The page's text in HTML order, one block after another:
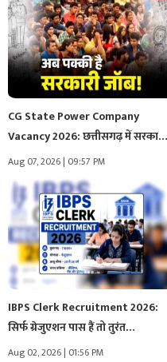
CG State Power Company
Vacancy 2026: छत्तीसगढ़ में सरकारी
नौकरियों…
Aug 07, 2026 | 09:57 PM
IBPS Clerk Recruitment 2026:
सिर्फ ग्रेजुएशन पास हैं तो तुरंत…
Aug 02, 2026 | 01:56 PM